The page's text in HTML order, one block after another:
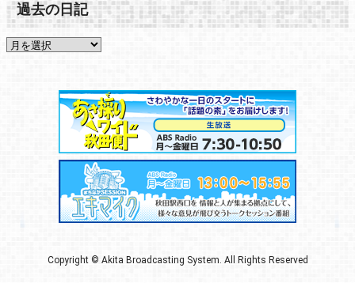
過去の日記
Copyright © Akita Broadcasting System. All Rights Reserved